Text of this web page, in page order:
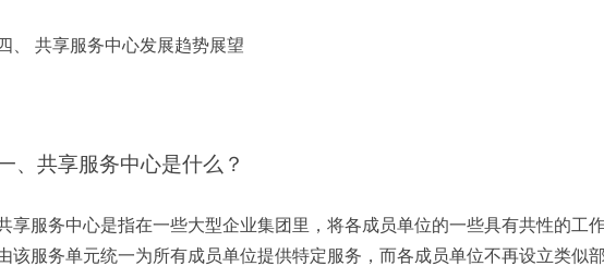
、 共享服务中心发展趋势展望
、 共享服务中心是什么？
享服务中心是指在一些大型企业集团里，将各成员单位的一些具有共性的工
该服务单元统一为所有成员单位提供特定服务，而各成员单位不再设立类似